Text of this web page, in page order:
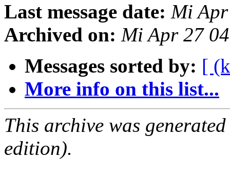
Last message date: Mi
Archived on: Mi Apr 27
Messages sorted by: [
More info on this list...
This archive was
edition).